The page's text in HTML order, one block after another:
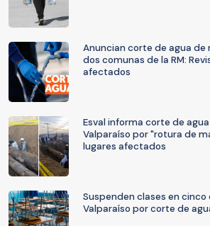
Anuncian corte de agua de
dos comunas de la RM:
afectados
Esval informa corte de
Valparaíso por "rotura de
lugares afectados
Suspenden clases en cinco
Valparaíso por corte de